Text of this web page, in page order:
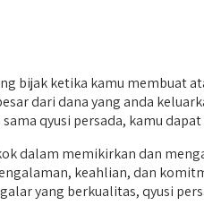
bijak ketika kamu membuat
dari dana yang anda
qyusi persada, kamu
dalam memikirkan dan
keahlian, dan
yang berkualitas, qyusi